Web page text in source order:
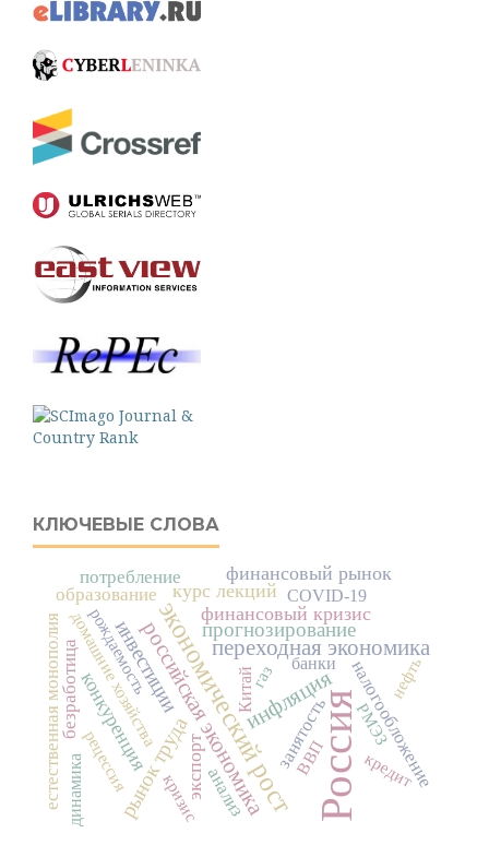
КЛЮЧЕВЫЕ СЛОВА
Россия
экономический рост
переходная экономика
инфляция
российская экономика
рынок труда
инвестиции прогнозирование
финансовый кризис
курс лекций
финансовый рынок
конкуренция экспорт
образование
занятость
потребление
безработица
естественная монополия налогообложение
анализ
Китай
домашние хозяйства
COVID-19
газ
кризис
нефть
банки
РМЭЗ
ВВП
рецессия
рождаемость
динамика кредит